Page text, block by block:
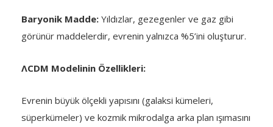
Baryonik Madde: Yıldızlar, gezegenler ve gaz gibi
görünür maddelerdir, evrenin yalnızca %5’ini oluşturur.
ΛCDM Modelinin Özellikleri:
Evrenin büyük ölçekli yapısını (galaksi kümeleri,
süperkümeler) ve kozmik mikrodalga arka plan ışımasını